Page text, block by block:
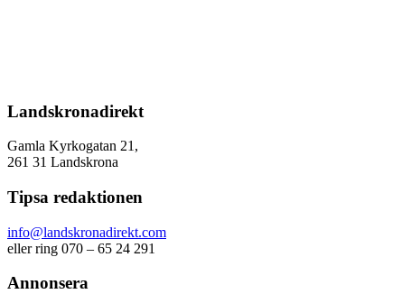
Landskronadirekt
Gamla Kyrkogatan 21,
261 31 Landskrona
Tipsa redaktionen
info@landskronadirekt.com
eller ring 070 – 65 24 291
Annonsera